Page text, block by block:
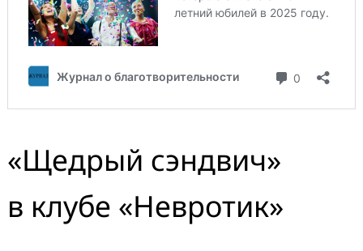
«Щедрый сэндвич»
в клубе «Невротик»